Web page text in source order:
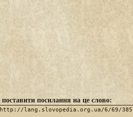
посилання на це слово: